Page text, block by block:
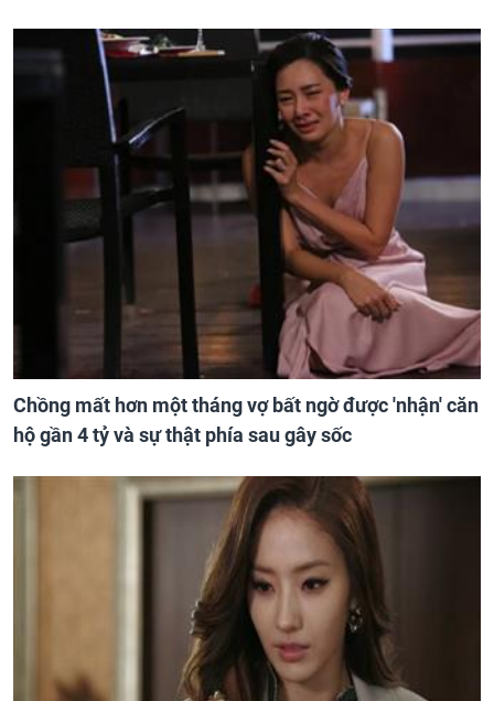
Chồng mất hơn một tháng vợ bất ngờ được 'nhận' căn
hộ gần 4 tỷ và sự thật phía sau gây sốc